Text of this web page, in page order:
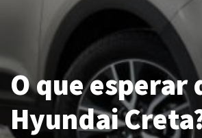
O que esperar
Hyundai